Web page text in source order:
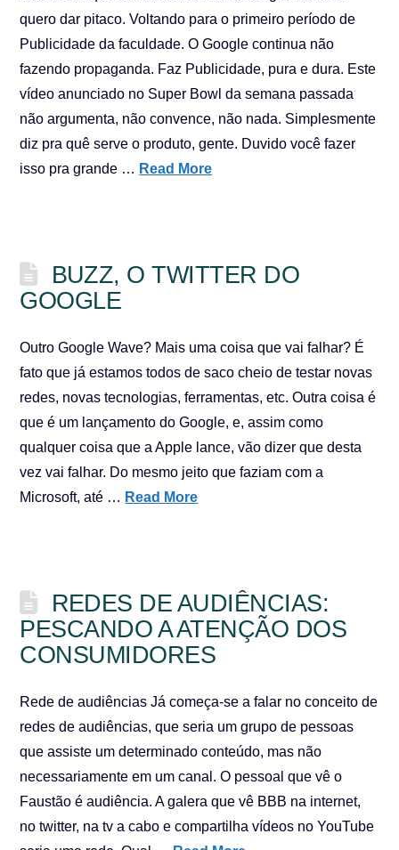
quero dar pitaco. Voltando para o primeiro período de
Publicidade da faculdade. O Google continua não
fazendo propaganda. Faz Publicidade, pura e dura. Este
vídeo anunciado no Super Bowl da semana passada
não argumenta, não convence, não nada. Simplesmente
diz pra quê serve o produto, gente. Duvido você fazer
isso pra grande … Read More
BUZZ, O TWITTER DO
GOOGLE
Outro Google Wave? Mais uma coisa que vai falhar? É
fato que já estamos todos de saco cheio de testar novas
redes, novas tecnologias, ferramentas, etc. Outra coisa é
que é um lançamento do Google, e, assim como
qualquer coisa que a Apple lance, vão dizer que desta
vez vai falhar. Do mesmo jeito que faziam com a
Microsoft, até … Read More
REDES DE AUDIÊNCIAS:
PESCANDO A ATENÇÃO DOS
CONSUMIDORES
Rede de audiências Já começa-se a falar no conceito de
redes de audiências, que seria um grupo de pessoas
que assiste um determinado conteúdo, mas não
necessariamente em um canal. O pessoal que vê o
Faustão é audiência. A galera que vê BBB na internet,
no twitter, na tv a cabo e compartilha vídeos no YouTube